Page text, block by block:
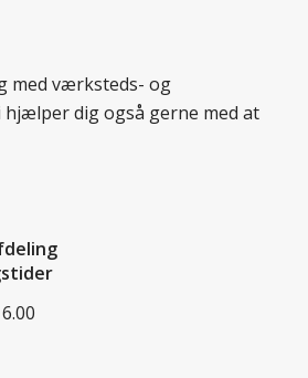
med værksteds- og
dig også gerne med at